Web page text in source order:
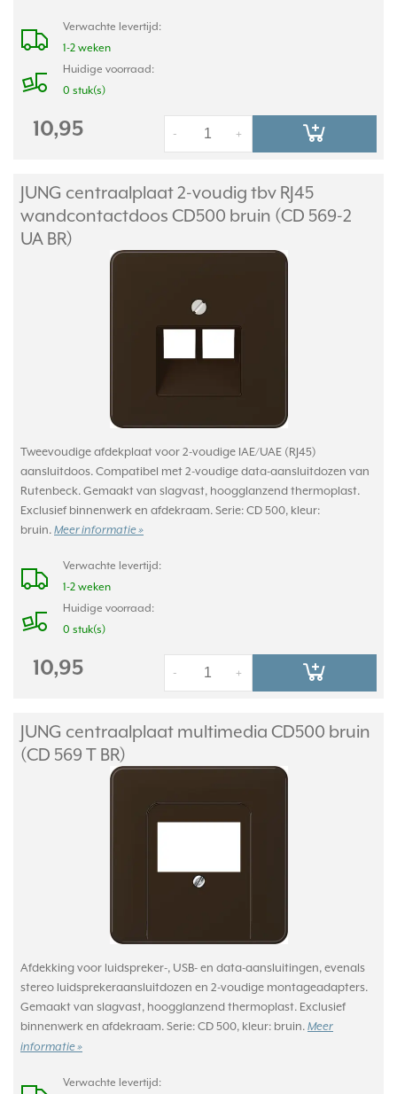
Verwachte levertijd:
1-2 weken
Huidige voorraad:
0 stuk(s)
10,95 +
-
JUNG centraalplaat 2-voudig tbv RJ45
wandcontactdoos CD500 bruin (CD 569-2
UA BR)
Tweevoudige afdekplaat voor 2-voudige IAE/UAE (RJ45)
aansluitdoos. Compatibel met 2-voudige data-aansluitdozen van
Rutenbeck. Gemaakt van slagvast, hoogglanzend thermoplast.
Exclusief binnenwerk en afdekraam. Serie: CD 500, kleur:
bruin. Meer informatie »
Verwachte levertijd:
1-2 weken
Huidige voorraad:
0 stuk(s)
10,95 +
-
JUNG centraalplaat multimedia CD500 bruin
(CD 569 T BR)
Afdekking voor luidspreker-, USB- en data-aansluitingen, evenals
stereo luidsprekeraansluitdozen en 2-voudige montageadapters.
Gemaakt van slagvast, hoogglanzend thermoplast. Exclusief
binnenwerk en afdekraam. Serie: CD 500, kleur: bruin. Meer
informatie »
Verwachte levertijd: